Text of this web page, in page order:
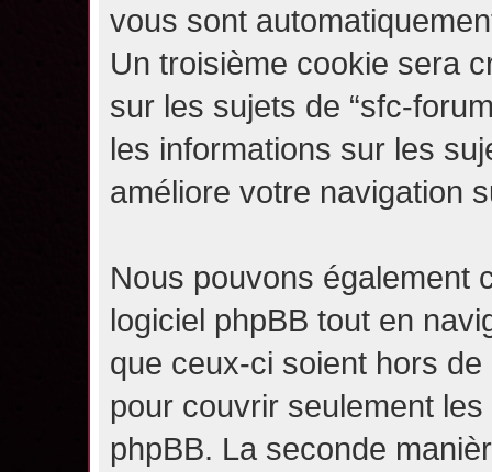
vous sont
Un troisième cookie sera
sur les sujets de “sfc-
les informations sur les
améliore votre navigation
Nous pouvons également
logiciel phpBB tout en
que ceux-ci soient hors
pour couvrir seulement
phpBB. La seconde